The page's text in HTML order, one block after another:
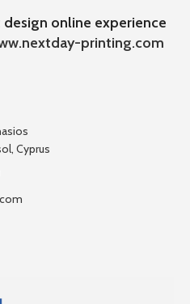
design online experience
printing.com
Cyprus